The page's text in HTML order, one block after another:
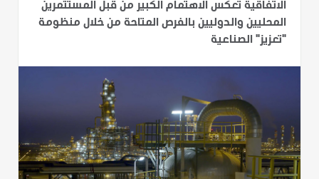
الاتفاقية تعكس الاهتمام الكبير من قبل المستثمرين
المحليين والدوليين بالفرص المتاحة من خلال منظومة
"تعزيز" الصناعية